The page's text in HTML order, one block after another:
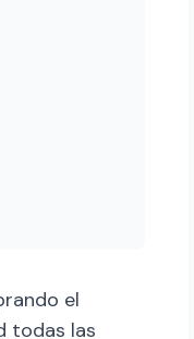
el
todas las